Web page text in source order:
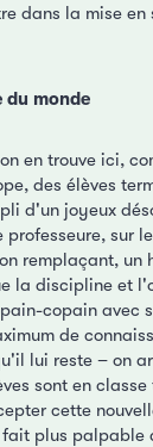
dans la mise en
du monde
en trouve ici,
des élèves
d'un joyeux
professeure, sur
remplaçant, un
la discipline et
copain avec
de
lui reste – on
sont en
cette
plus palpable